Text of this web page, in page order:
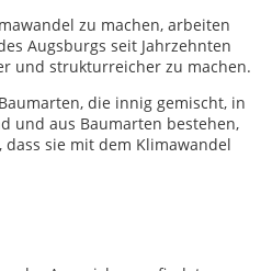
zu machen, arbeiten
Augsburgs seit Jahrzehnten
und strukturreicher zu machen.
die innig gemischt, in
und aus Baumarten bestehen,
sie mit dem Klimawandel